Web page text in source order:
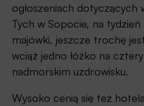
ogłoszeniach dotyczących
Tych w Sopocie, na
majówki, jeszcze trochę
wciąż jedno łóżko na
nadmorskim uzdrowisku.
Wysoko cenią się też